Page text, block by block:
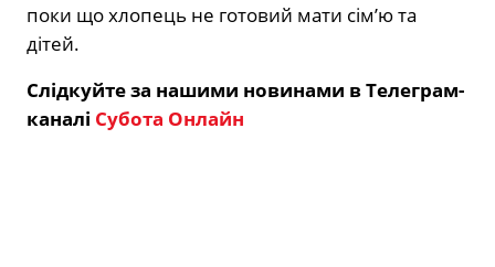
поки що хлопець не готовий мати сім’ю та
дітей.
Слідкуйте за нашими новинами в Телеграм-
каналі Субота Онлайн